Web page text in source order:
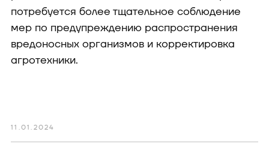
потребуется более тщательное соблюдение
мер по предупреждению распространения
вредоносных организмов и корректировка
агротехники.
11.01.2024